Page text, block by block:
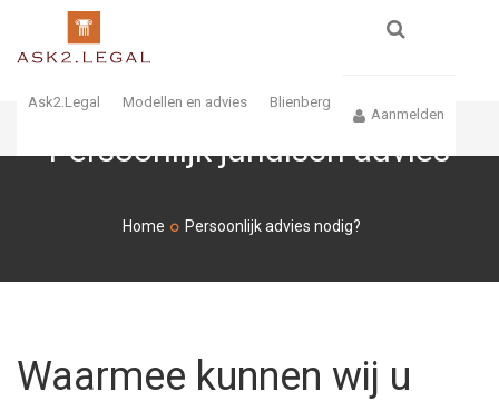
Ask2.Legal Modellen en advies Blienberg
Aanmelden
Persoonlijk juridisch advies
Home Persoonlijk advies nodig?
Waarmee kunnen wij u